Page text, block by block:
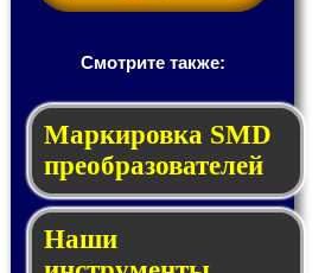
Смотрите также:
Мар­ки­ров­ка SMD
пре­об­ра­зо­ва­те­лей
Наши